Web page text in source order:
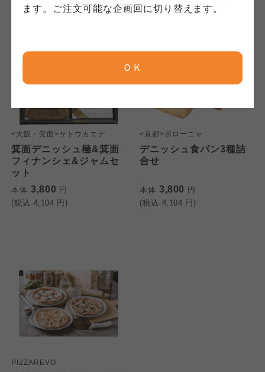
ます。ご注文可能な企画回に切り替えます。
ＯＫ
<大阪・箕面>サトウカエデ
箕面デニッシュ極&箕面
フィナンシェ&ジャムセ
ット
本体 3,800 円
(税込 4,104 円)
<京都>ボローニャ
デニッシュ食パン3種詰
合せ
本体 3,800 円
(税込 4,104 円)
PIZZAREVO
ならコープ
おおさかパルコープ
よどがわ市民生協
大阪いずみ市民生協
コープしが
ならコープ
おおさかパルコープ
よどがわ市民生協
大阪いずみ市民生協
ならコープ
おおさかパルコープ
よどがわ市民生協
大阪いずみ市民生協